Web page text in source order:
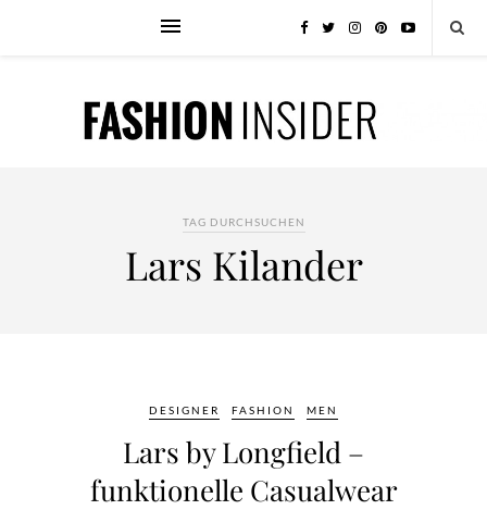
TAG DURCHSUCHEN
Lars Kilander
DESIGNER FASHION MEN
Lars by Longfield –
funktionelle Casualwear